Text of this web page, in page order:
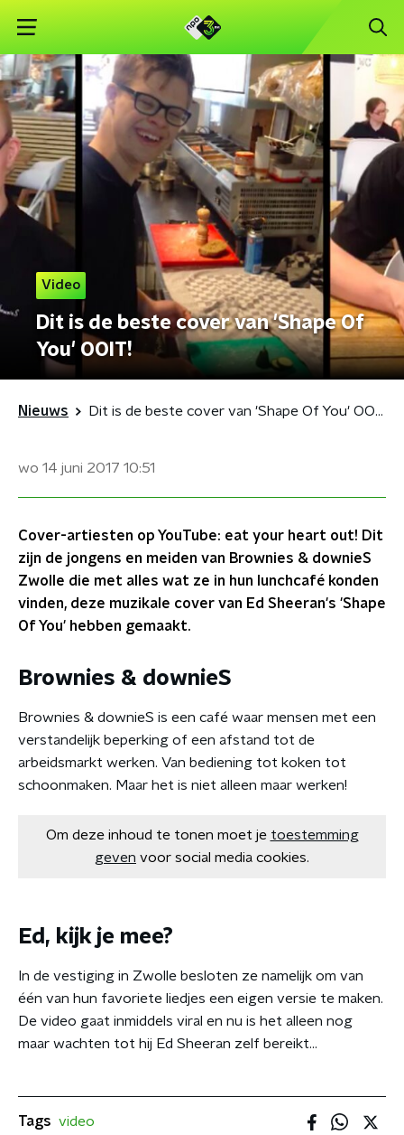
Video
Dit is de beste cover van 'Shape Of
You' OOIT!
Nieuws Dit is de beste cover van 'Shape Of You' OOIT!
wo 14 juni 2017 10:51
Cover-artiesten op YouTube: eat your heart out! Dit
zijn de jongens en meiden van Brownies & downieS
Zwolle die met alles wat ze in hun lunchcafé konden
vinden, deze muzikale cover van Ed Sheeran's 'Shape
Of You' hebben gemaakt.
Brownies & downieS
Brownies & downieS is een café waar mensen met een
verstandelijk beperking of een afstand tot de
arbeidsmarkt werken. Van bediening tot koken tot
schoonmaken. Maar het is niet alleen maar werken!
Om deze inhoud te tonen moet je toestemming
geven voor social media cookies.
Ed, kijk je mee?
In de vestiging in Zwolle besloten ze namelijk om van
één van hun favoriete liedjes een eigen versie te maken.
De video gaat inmiddels viral en nu is het alleen nog
maar wachten tot hij Ed Sheeran zelf bereikt...
Tags video